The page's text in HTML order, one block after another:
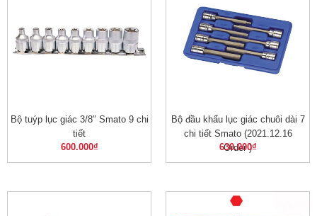
Bộ tuýp lục giác 3/8″ Smato 9 chi
tiết
600.000₫
Bộ đầu khẩu lục giác chuôi dài 7
chi tiết Smato (2021.12.16
Order )
630.000₫